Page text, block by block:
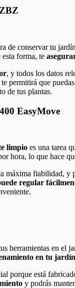
de conservar tu
forma, te
, y todos los datos
permitirá que
de tus plantas.
EasyMove
limpio es una tarea
hora, lo que hace
máxima fiabilidad, y
regular
herramientas en el
en tu
porque está
y podrás